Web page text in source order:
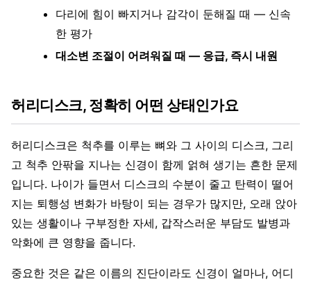
다리에 힘이 빠지거나 감각이 둔해질 때 — 신속
한 평가
대소변 조절이 어려워질 때 — 응급, 즉시 내원
허리디스크, 정확히 어떤 상태인가요
허리디스크은 척추를 이루는 뼈와 그 사이의 디스크, 그리
고 척추 안팎을 지나는 신경이 함께 얽혀 생기는 흔한 문제
입니다. 나이가 들면서 디스크의 수분이 줄고 탄력이 떨어
지는 퇴행성 변화가 바탕이 되는 경우가 많지만, 오래 앉아
있는 생활이나 구부정한 자세, 갑작스러운 부담도 발병과
악화에 큰 영향을 줍니다.
중요한 것은 같은 이름의 진단이라도 신경이 얼마나, 어디